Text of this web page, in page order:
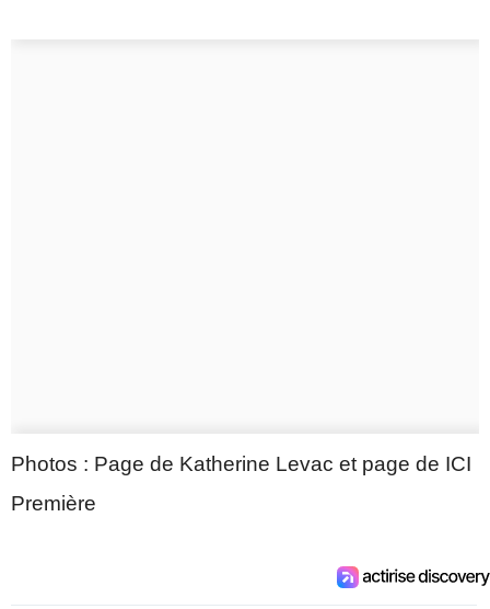
Photos : Page de Katherine Levac et page de ICI
Première